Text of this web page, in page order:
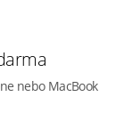
nebo MacBook